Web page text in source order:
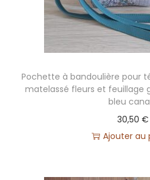
Pochette à bandoulière pour
matelassé fleurs et feuillage
bleu
30,50€
Ajouter au